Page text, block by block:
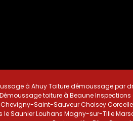
à Ahuy Toiture démoussage par
Démoussage toiture à Beaune Inspections
Chevigny-Saint-Sauveur Choisey
le SaunierLouhans Magny-sur-Tille